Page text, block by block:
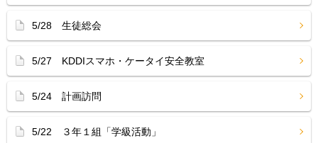
5/28 生徒総会
5/27 KDDIスマホ・ケータイ安全教室
5/24 計画訪問
5/22 ３年１組「学級活動」